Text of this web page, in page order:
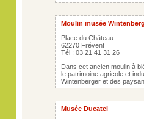
Moulin musée
Place du Château
62270 Frévent
Tél : 03 21 41 31 26
Dans cet ancien moulin à
le patrimoine agricole et
Wintenberger et des
Musée Ducatel